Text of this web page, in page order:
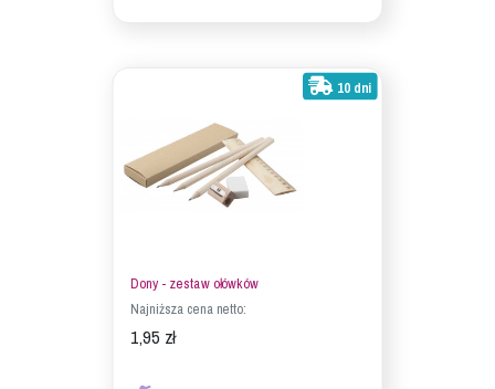
10 dni
Dony - zestaw ołówków
Najniższa cena netto:
1,95 zł